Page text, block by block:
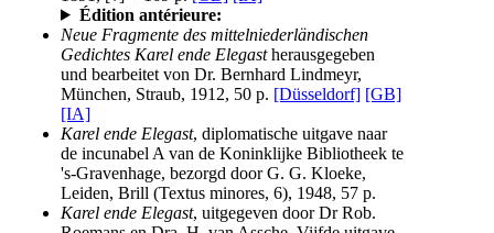
Édition antérieure:
Neue Fragmente des mittelniederländischen
Gedichtes Karel ende Elegastherausgegeben
und bearbeitet von Dr. Bernhard Lindmeyr,
München, Straub, 1912, 50 p. [Düsseldorf] [GB]
[IA]
Karel ende Elegast, diplomatische uitgave naar
de incunabel A van de Koninklijke Bibliotheek te
's-Gravenhage, bezorgd door G. G. Kloeke,
Leiden, Brill (Textus minores, 6), 1948, 57 p.
Karel ende Elegast, uitgegeven door Dr Rob.